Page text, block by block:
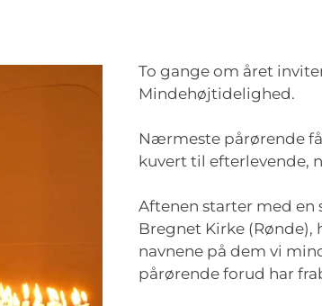
To gange om året
Mindehøjtidelighed.
Nærmeste pårørende
kuvert til efterlevende,
Aftenen starter med
Bregnet Kirke
navnene på dem vi
pårørende forud har